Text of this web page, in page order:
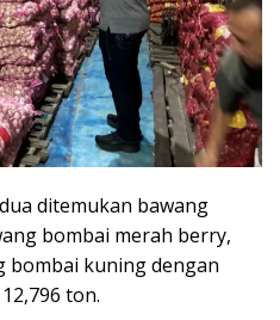
ditemukan bawang
bombai merah berry,
bombai kuning dengan
ton.